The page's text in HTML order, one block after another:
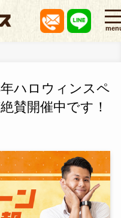
年ハロウィンスペ
賛開催中です！